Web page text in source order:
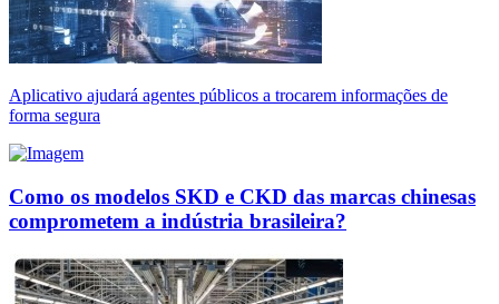
Aplicativo ajudará agentes públicos a trocarem informações de
forma segura
Como os modelos SKD e CKD das marcas chinesas
comprometem a indústria brasileira?